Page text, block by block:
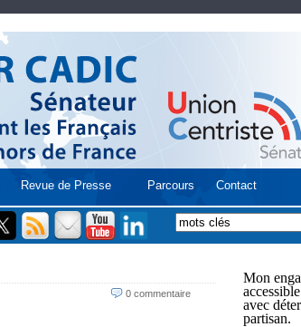
Revue de Presse Parcours Contact
0 commentaire
Mon
avec
partisan.